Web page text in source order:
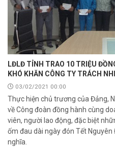
LĐLĐ TỈNH TRAO 10 TRIỆU
KHÓ KHĂN CÔNG TY TRÁCH
03/02/2021 00:00
Thực hiện chủ trương của Đảng,
về Công đoàn đồng hành cùng
viên, người lao động, đặc biệt
ốm đau dài ngày đón Tết
nghĩa.